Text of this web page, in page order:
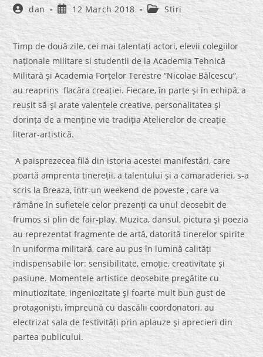
Post
author:
dan
Post
published:
12 March 2018
Post
category:
Stiri
Timp de două zile, cei mai talentați actori, elevii colegiilor
naționale militare si studenții de la Academia Tehnică
Militară şi Academia Forţelor Terestre “Nicolae Bălcescu”,
au reaprins flacăra creației. Fiecare, în parte şi în echipă, a
reușit să-şi arate valențele creative, personalitatea şi
dorința de a menține vie tradiția Atelierelor de creație
literar-artistică.
A paisprezecea filă din istoria acestei manifestări, care
poartă amprenta tinereții, a talentului şi a camaraderiei, s-a
scris la Breaza, într-un weekend de poveste , care va
rămâne în sufletele celor prezenți ca unul deosebit de
frumos si plin de fair-play. Muzica, dansul, pictura şi poezia
au reprezentat fragmente de artă, datorită tinerelor spirite
în uniforma militară, care au pus în lumină calități
indispensabile lor: sensibilitate, emoție, creativitate şi
pasiune. Momentele artistice deosebite pregătite cu
minuțiozitate, ingeniozitate şi foarte mult bun gust de
protagoniști, împreună cu dascălii coordonatori, au
electrizat sala de festivități prin aplauze şi aprecieri din
partea publicului.